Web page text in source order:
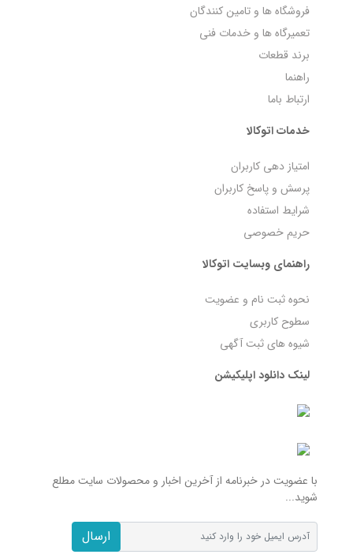
فروشگاه ها و تامین کنندگان
تعمیرگاه ها و خدمات فنی
برند قطعات
راهنما
ارتباط باما
خدمات اتوکالا
امتیاز دهی کاربران
پرسش و پاسخ کاربران
شرایط استفاده
حریم خصوصی
راهنمای وبسایت اتوکالا
نحوه ثبت نام و عضویت
سطوح کاربری
شیوه های ثبت آگهی
لینک دانلود اپلیکیشن
با عضویت در خبرنامه از آخرین اخبار و محصولات سایت مطلع
شوید...
ارسال